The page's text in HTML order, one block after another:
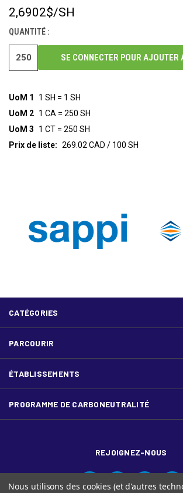
STOCK
2,6902$/SH
QUANTITÉ :
SE CONNECTER POUR AJOUTER
UoM 1
1 SH = 1 SH
UoM 2 1 CA = 250 SH
UoM 3
1 CT = 250 SH
Prix de liste: 269.02 CAD / 100 SH
CATÉGORIES
PARCOURIR
ÉTABLISSEMENTS
PROGRAMME DE CARBONEUTRALITÉ
REJOIGNEZ-NOUS
Nous utilisons des cookies (et d'autres